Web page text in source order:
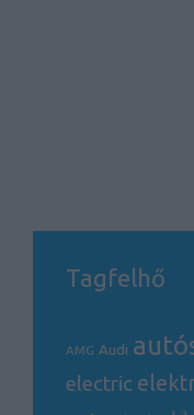
Tagfelhő
AMG Audi
electric